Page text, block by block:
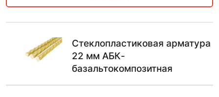
Стеклопластиковая арматура
22 мм АБК-
базальтокомпозитная